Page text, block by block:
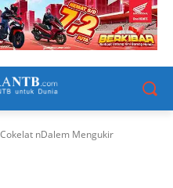
nDalem Mengukir